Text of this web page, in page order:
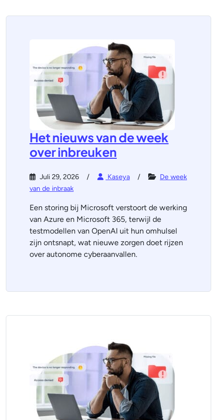
Het nieuws van de week
over inbreuken
Juli 29, 2026 Kaseya
De week
van de inbraak
Een storing bij Microsoft verstoort de werking
van Azure en Microsoft 365, terwijl de
testmodellen van OpenAI uit hun omhulsel
zijn ontsnapt, wat nieuwe zorgen doet rijzen
over autonome cyberaanvallen.